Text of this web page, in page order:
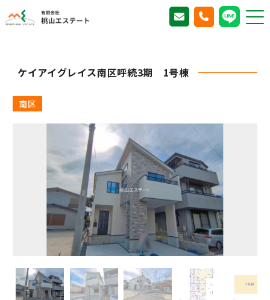
TOP 販売物件一覧 ケイアイグレイス南区呼続3期 1号棟
ケイアイグレイス南区呼続3期 1号棟
南区